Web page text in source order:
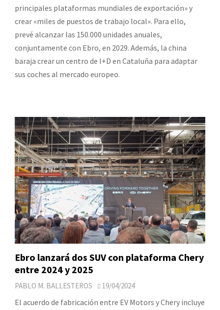
principales plataformas mundiales de exportación» y
crear «miles de puestos de trabajo local». Para ello,
prevé alcanzar las 150.000 unidades anuales,
conjuntamente con Ebro, en 2029. Además, la china
baraja crear un centro de I+D en Cataluña para adaptar
sus coches al mercado europeo.
Ebro lanzará dos SUV con plataforma Chery
entre 2024 y 2025
PABLO M. BALLESTEROS 19/04/2024
El acuerdo de fabricación entre EV Motors y Chery incluye